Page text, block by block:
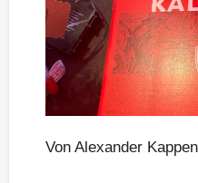
Von Alexander Kappen